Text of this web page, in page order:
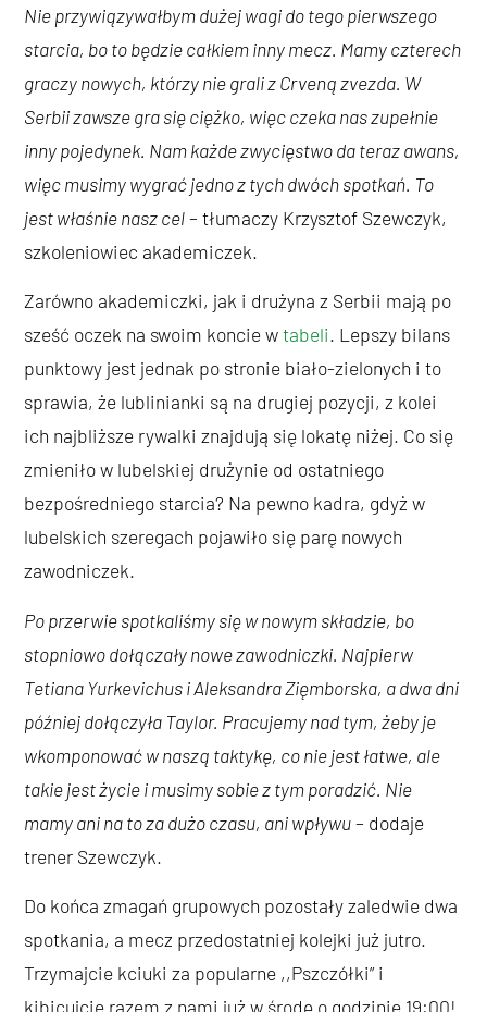
Nie przywiązywałbym dużej wagi do tego pierwszego
starcia, bo to będzie całkiem inny mecz. Mamy czterech
graczy nowych, którzy nie grali z Crveną zvezda. W
Serbii zawsze gra się ciężko, więc czeka nas zupełnie
inny pojedynek. Nam każde zwycięstwo da teraz awans,
więc musimy wygrać jedno z tych dwóch spotkań. To
jest właśnie nasz cel– tłumaczy Krzysztof Szewczyk,
szkoleniowiec akademiczek.
Zarówno akademiczki, jak i drużyna z Serbii mają po
sześć oczek na swoim koncie wtabeli. Lepszy bilans
punktowy jest jednak po stronie biało-zielonych i to
sprawia, że lublinianki są na drugiej pozycji, z kolei
ich najbliższe rywalki znajdują się lokatę niżej. Co się
zmieniło w lubelskiej drużynie od ostatniego
bezpośredniego starcia? Na pewno kadra, gdyż w
lubelskich szeregach pojawiło się parę nowych
zawodniczek.
Po przerwie spotkaliśmy się w nowym składzie, bo
stopniowo dołączały nowe zawodniczki. Najpierw
Tetiana Yurkevichus i Aleksandra Zięmborska, a dwa dni
później dołączyła Taylor. Pracujemy nad tym, żeby je
wkomponować w naszą taktykę, co nie jest łatwe, ale
takie jest życie i musimy sobie z tym poradzić. Nie
mamy ani na to za dużo czasu, ani wpływu– dodaje
trener Szewczyk.
Do końca zmagań grupowych pozostały zaledwie dwa
spotkania, a mecz przedostatniej kolejki już jutro.
Trzymajcie kciuki za popularne ,,Pszczółki” i
kibicujcie razem z nami już w środę o godzinie 19:00!